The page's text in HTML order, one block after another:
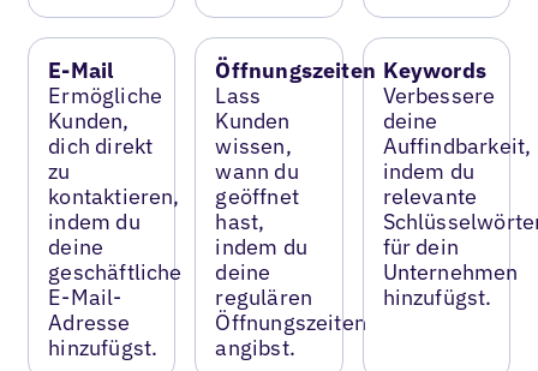
E-Mail
Ermögliche
Kunden,
dich direkt
zu
kontaktieren,
indem du
deine
geschäftliche
E-Mail-
Adresse
hinzufügst.
Öffnungszeiten
Lass
Kunden
wissen,
wann du
geöffnet
hast,
indem du
deine
regulären
Öffnungszeiten
angibst.
Keywords
Verbessere
deine
Auffindbarkeit,
indem du
relevante
für dein
Unternehmen
hinzufügst.